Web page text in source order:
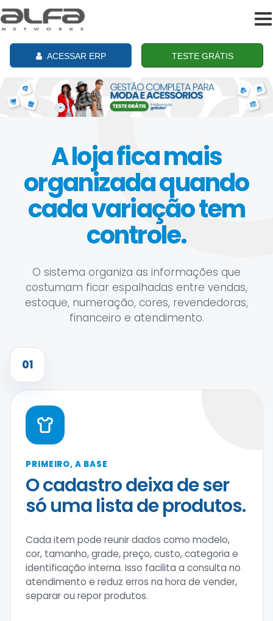
ACESSAR ERP TESTE GRÁTIS
A loja fica mais
organizada quando
cada variação tem
controle.
O sistema organiza as informações que
costumam ficar espalhadas entre vendas,
estoque, numeração, cores, revendedoras,
financeiro e atendimento.
01
PRIMEIRO, A BASE
O cadastro deixa de ser
só uma lista de produtos.
Cada item pode reunir dados como modelo,
cor, tamanho, grade, preço, custo, categoria e
identificação interna. Isso facilita a consulta no
atendimento e reduz erros na hora de vender,
separar ou repor produtos.